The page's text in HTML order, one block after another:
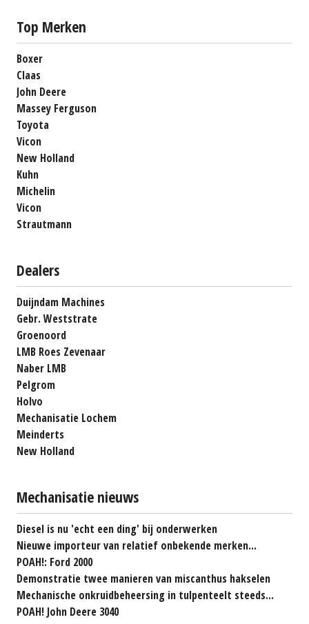
Top Merken
Boxer
Claas
John Deere
Massey Ferguson
Toyota
Vicon
New Holland
Kuhn
Michelin
Vicon
Strautmann
Dealers
Duijndam Machines
Gebr. Weststrate
Groenoord
LMB Roes Zevenaar
Naber LMB
Pelgrom
Holvo
Mechanisatie Lochem
Meinderts
New Holland
Mechanisatie nieuws
Diesel is nu 'echt een ding' bij onderwerken
Nieuwe importeur van relatief onbekende merken...
POAH!: Ford 2000
Demonstratie twee manieren van miscanthus hakselen
Mechanische onkruidbeheersing in tulpenteelt steeds...
POAH! John Deere 3040